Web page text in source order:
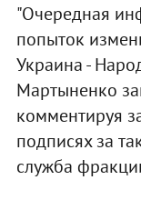
"Очередная
попыток
Украина -
Мартыненко
комментируя
подписях за
служба